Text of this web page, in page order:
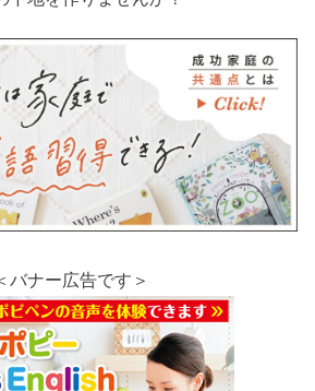
バナー広告です＞